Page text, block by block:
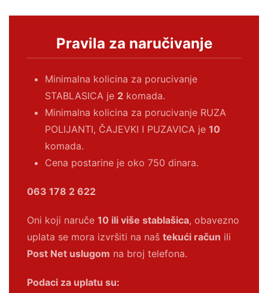
Pravila za naručivanje
Minimalna kolicina za porucivanje
STABLASICA je 2 komada.
Minimalna kolicina za porucivanje RUZA
POLIJANTI, ČAJEVKI I PUZAVICA je 10
komada.
Cena postarine je oko 750 dinara.
063 178 2 622
Oni koji naruče 10 ili više stablašica, obavezno
uplata se mora izvršiti na naš tekući račun ili
Post Net uslugom na broj telefona.
Podaci za uplatu su: